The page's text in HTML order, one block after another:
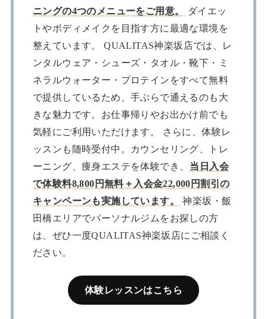
ニングの4つのメニューをご用意。
ダイエッ
トやボディメイクを目指す方に最適な環境を
整えています。 QUALITAS神楽坂店では、レ
ンタルウェア・シューズ・タオル・靴下・ミ
ネラルウォーター・プロテインをすべて無料
で提供しているため、手ぶらで通えるのも大
きな魅力です。お仕事帰りやお出かけ前でも
気軽にご利用いただけます。 さらに、体験レ
ッスンも随時受付中。カウンセリング、トレ
ーニング、痩身エステを体験でき、 当日入会
で体験料8,800円無料＋入会金22,000円割引の
キャンペーンも実施しています。
神楽坂・飯
田橋エリアでパーソナルジムをお探しの方
は、ぜひ一度QUALITAS神楽坂店にご相談く
ださい。
体験レッスンはこちら